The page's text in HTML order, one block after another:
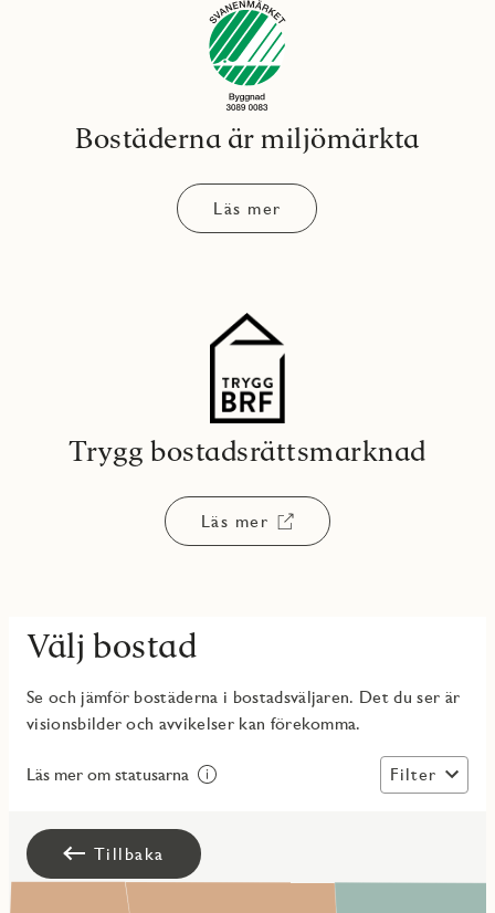
Bostäderna är miljömärkta
Läs mer
Trygg bostadsrättsmarknad
Läs mer
Välj bostad
Se och jämför bostäderna i bostadsväljaren. Det du ser är
visionsbilder och avvikelser kan förekomma.
Läs mer om statusarna Filter
Tillbaka